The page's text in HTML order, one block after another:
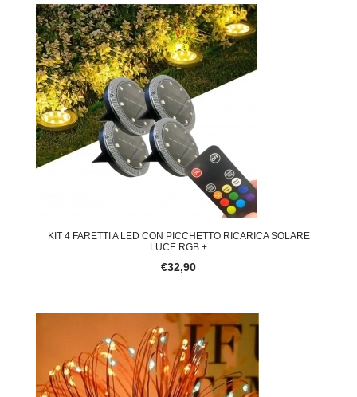
KIT 4 FARETTI A LED CON PICCHETTO RICARICA SOLARE
LUCE RGB +
€32,90